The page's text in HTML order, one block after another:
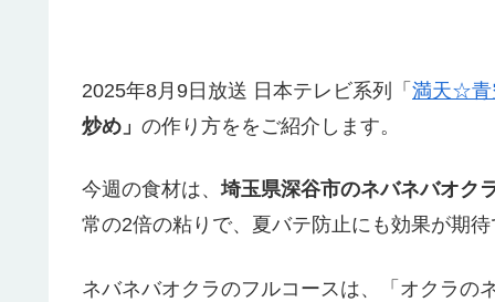
2025年8月9日放送 日本テレビ系列「 満天☆青
炒め」 の作り方ををご紹介します。
今週の食材は、埼玉県深谷市のネバネバオク
常の2倍の粘りで、夏バテ防止にも効果が期
ネバネバオクラのフルコースは、「オクラの